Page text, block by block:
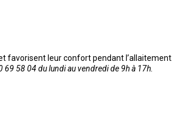
favorisent leur confort pendant l’allaitement.
58 04 du lundi au vendredi de 9h à 17h.